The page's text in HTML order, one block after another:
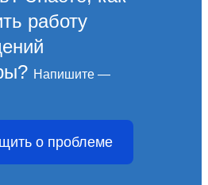
работу
Напишите —
о проблеме
Афиша
на 1 июня.